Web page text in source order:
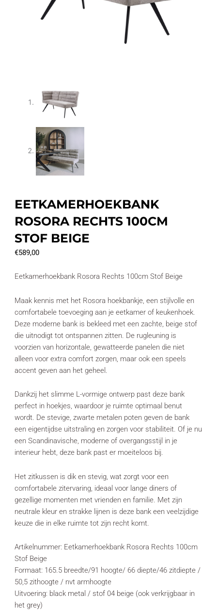
EETKAMERHOEKBANK
ROSORA RECHTS 100CM
STOF BEIGE
€589,00
Eetkamerhoekbank Rosora Rechts 100cm Stof Beige
Maak kennis met het Rosora hoekbankje, een stijlvolle en
comfortabele toevoeging aan je eetkamer of keukenhoek.
Deze moderne bank is bekleed met een zachte, beige stof
die uitnodigt tot ontspannen zitten. De rugleuning is
voorzien van horizontale, gewatteerde panelen die niet
alleen voor extra comfort zorgen, maar ook een speels
accent geven aan het geheel.
Dankzij het slimme L-vormige ontwerp past deze bank
perfect in hoekjes, waardoor je ruimte optimaal benut
wordt. De stevige, zwarte metalen poten geven de bank
een eigentijdse uitstraling en zorgen voor stabiliteit. Of je nu
een Scandinavische, moderne of overgangsstijl in je
interieur hebt, deze bank past er moeiteloos bij.
Het zitkussen is dik en stevig, wat zorgt voor een
comfortabele zitervaring, ideaal voor lange diners of
gezellige momenten met vrienden en familie. Met zijn
neutrale kleur en strakke lijnen is deze bank een veelzijdige
keuze die in elke ruimte tot zijn recht komt.
Artikelnummer: Eetkamerhoekbank Rosora Rechts 100cm
Stof Beige
Formaat: 165.5 breedte/91 hoogte/ 66 diepte/46 zitdiepte /
50,5 zithoogte / nvt armhoogte
Uitvoering: black metal / stof 04 beige (ook verkrijgbaar in
het grey)